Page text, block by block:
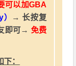
可以加GBA
→ 长按复
即可→ 免费
：